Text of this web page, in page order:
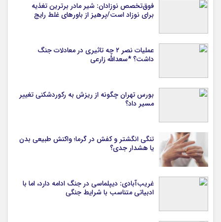
فوق‌تخصص نوزادان: شیر مادر برترین تغذیه
برای نوزاد است/پرهیز از باورهای غلط رایج
عملیات نصر ۲ چه تاثیری در معادلات جنگ
داشت؟ *سعدالله زارعی
بورس تهران چگونه از ریزش به رکوردشکنی تغییر
مسیر داد؟
تنگی انگشتر و کفش در گرما؛ واکنش طبیعی بدن
یا هشدار جدی؟
غریب‌آبادی: دیپلماسی در جنگ ادامه دارد، اما با
ادبیاتی متناسب با شرایط جنگی